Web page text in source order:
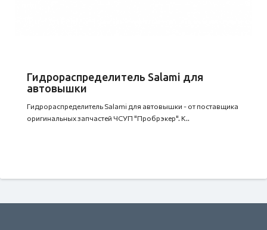
Гидрораспределитель Salami для
автовышки
Гидрораспределитель Salami для автовышки - от поставщика
оригинальных запчастей ЧСУП "Пробрэкер". К..